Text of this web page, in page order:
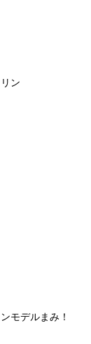
ン
モデルまみ！